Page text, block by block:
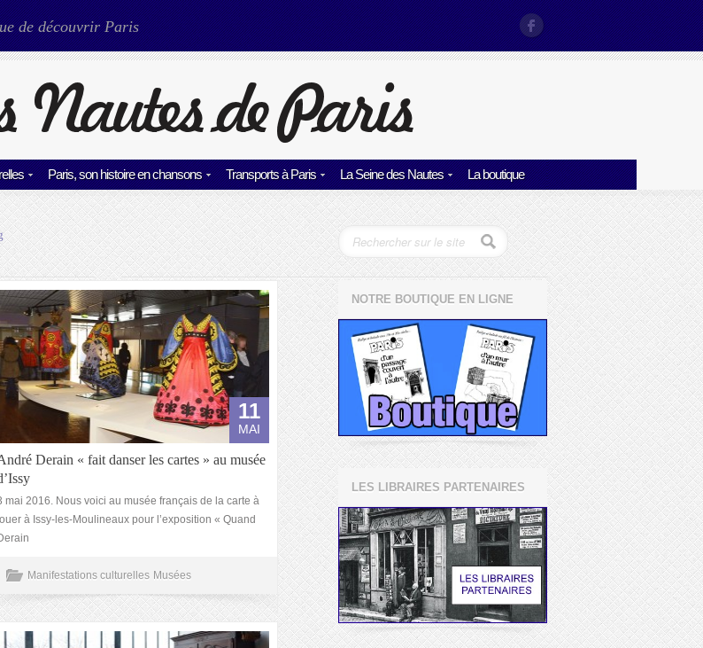
de découvrir Paris
Paris, son histoire en chansons Transports à Paris La Seine des Nautes La boutique
11
MAI
Derain « fait danser les cartes » au musée
mai 2016. Nous voici au musée français de la carte à
à Issy-les-Moulineaux pour l’exposition « Quand
Manifestations culturelles Musées
NOTRE BOUTIQUE EN LIGNE
LES LIBRAIRES PARTENAIRES